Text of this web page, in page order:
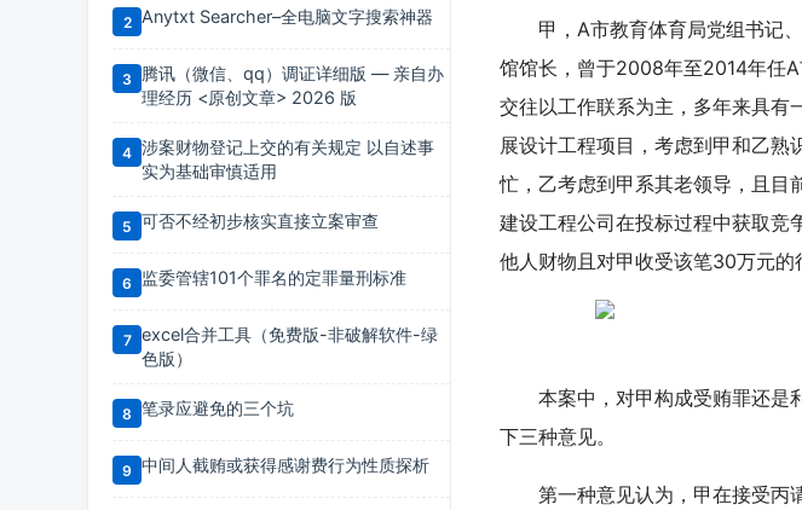
Anytxt Searcher–全电脑文字搜索神器
腾讯（微信、qq）调证详细版 — 亲自办
理经历 <原创文章> 2026 版
涉案财物登记上交的有关规定 以自述事
实为基础审慎适用
可否不经初步核实直接立案审查
监委管辖101个罪名的定罪量刑标准
excel合并工具（免费版-非破解软件-绿
色版）
笔录应避免的三个坑
中间人截贿或获得感谢费行为性质探析
甲，A市教育体育局党组书记、
馆馆长，曾于2008年至2014年任
交往以工作联系为主，多年来具有
展设计工程项目，考虑到甲和乙熟
忙，乙考虑到甲系其老领导，且目
建设工程公司在投标过程中获取竞
他人财物且对甲收受该笔30万元的
本案中，对甲构成受贿罪还是利
下三种意见。
第一种意见认为，甲在接受丙请